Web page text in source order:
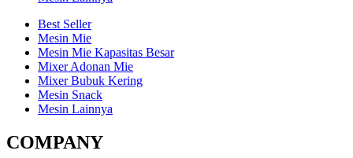
Best Seller
Mesin Mie
Mesin Mie Kapasitas Besar
Mixer Adonan Mie
Mixer Bubuk Kering
Mesin Snack
Mesin Lainnya
COMPANY